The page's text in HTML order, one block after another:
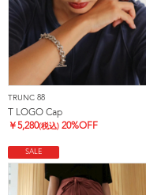
TRUNC 88
T LOGO Cap
￥5,280(税込) 20%OFF
SALE